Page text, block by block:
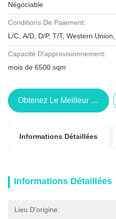
Négociable
Conditions De Paiement:
L/C, A/D, D/P, T/T, Western
Capacité D'approvisionnement:
mois de 6500 sqm
Obtenez Le Meilleur Prix
Informations Détaillées
Informations Détaillées
Lieu D'origine: